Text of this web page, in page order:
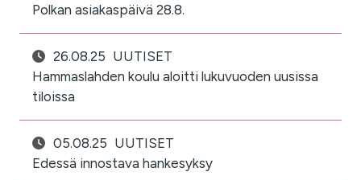
Polkan asiakaspäivä 28.8.
26.08.25 UUTISET
Hammaslahden koulu aloitti lukuvuoden uusissa
tiloissa
05.08.25 UUTISET
Edessä innostava hankesyksy